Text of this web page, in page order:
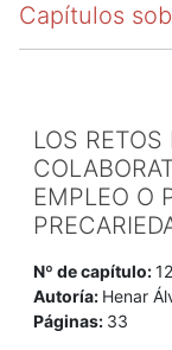
Capítulos
LOS
EMPLEO O
Nº de capítulo:12
Autoría: Henar
Páginas: 33